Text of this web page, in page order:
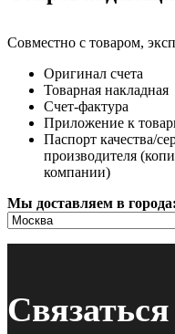
Совместно с товаром,
Оригинал счета
Товарная накладная
Счет-фактура
Приложение к
Паспорт качества/
производителя
компании)
Мы доставляем в города: